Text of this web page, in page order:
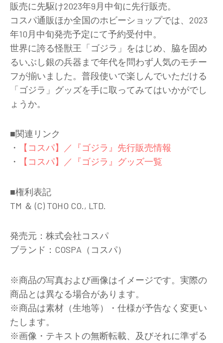
販売に先駆け2023年9月中旬に先行販売。
コスパ通販ほか全国のホビーショップでは、2023
年10月中旬発売予定にて予約受付中。
世界に誇る怪獣王「ゴジラ」をはじめ、脇を固め
るいぶし銀の兵器まで年代を問わず人気のモチー
フが揃いました。普段使いで楽しんでいただける
「ゴジラ」グッズを手に取ってみてはいかがでし
ょうか。
■関連リンク
・
【コスパ】／『ゴジラ』先行販売情報
・
【コスパ】／『ゴジラ』グッズ一覧
■権利表記
TM ＆ (C) TOHO CO., LTD.
発売元：株式会社コスパ
ブランド：COSPA（コスパ）
※商品の写真および画像はイメージです。実際の
商品とは異なる場合があります。
※商品は素材（生地等）・仕様が予告なく変更い
たします。
※画像・テキストの無断転載、及びそれに準ずる